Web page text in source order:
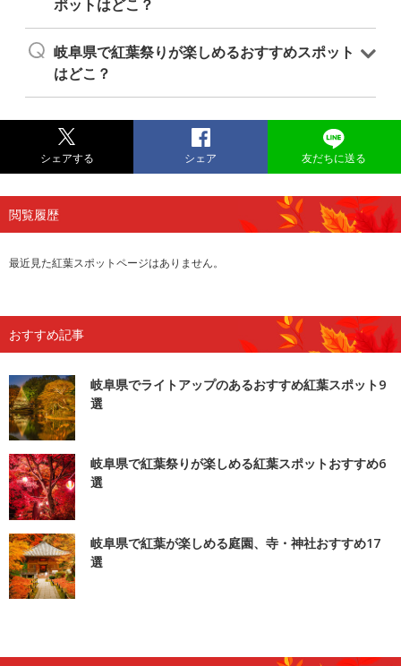
ポットはどこ？
岐阜県で紅葉祭りが楽しめるおすすめスポット
はどこ？
シェアする シェア 友だちに送る
閲覧履歴
最近見た紅葉スポットページはありません。
おすすめ記事
岐阜県でライトアップのあるおすすめ紅葉スポット9
選
岐阜県で紅葉祭りが楽しめる紅葉スポットおすすめ6
選
岐阜県で紅葉が楽しめる庭園、寺・神社おすすめ17
選